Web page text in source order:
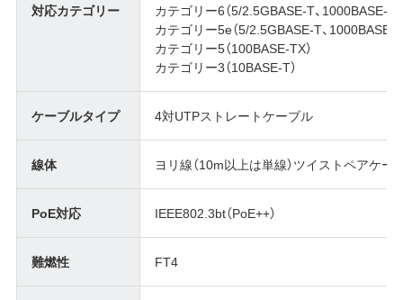
対応カテゴリー
カテゴリー6（5/2.5GBASE-T、1000BASE-T）
カテゴリー5e（5/2.5GBASE-T、1000BASE-T
カテゴリー5（100BASE-TX）
カテゴリー3（10BASE-T）
ケーブルタイプ 4対UTPストレートケーブル
線体 ヨリ線（10m以上は単線）ツイストペアケー
PoE対応 IEEE802.3bt（PoE++）
難燃性 FT4